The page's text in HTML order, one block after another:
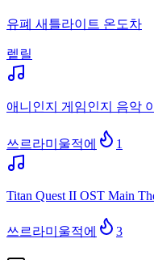
유폐 새틀라이트 온도차
렡릴
애니인지 게임인지 음악
쓰르라미울적에 1
Titan Quest II OST Main
쓰르라미울적에 3